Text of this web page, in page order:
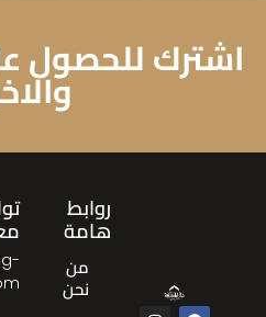
اشترك للحصول
روابط
هامة
من
نحن